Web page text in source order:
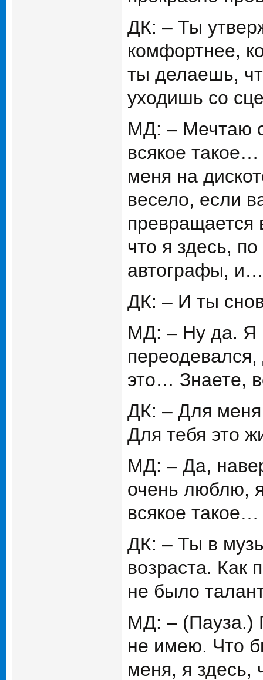
ДК: – Ты
комфортнее,
ты делаешь,
уходишь со
МД: – Мечтаю
всякое
меня на
весело, если
превращается
что я здесь,
автографы, и…
ДК: – И ты
МД: – Ну да. Я
это… Знаете,
ДК: – Для меня
Для тебя это
МД: – Да,
очень люблю,
всякое такое…
ДК: – Ты в
возраста. Как
не было
МД: – (Пауза.)
не имею. Что
меня, я